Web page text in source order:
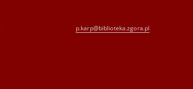
p.karp@biblioteka.zgora.pl